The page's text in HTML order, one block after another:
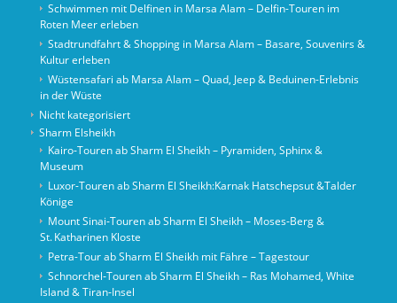
Schwimmen mit Delfinen in Marsa Alam – Delfin-Touren im
Roten Meer erleben
Stadtrundfahrt & Shopping in Marsa Alam – Basare, Souvenirs &
Kultur erleben
Wüstensafari ab Marsa Alam – Quad, Jeep & Beduinen-Erlebnis
in der Wüste
Nicht kategorisiert
Sharm Elsheikh
Kairo‑Touren ab Sharm El Sheikh – Pyramiden, Sphinx &
Museum
Luxor-Touren ab Sharm El Sheikh:Karnak Hatschepsut &Talder
Könige
Mount Sinai‑Touren ab Sharm El Sheikh – Moses‑Berg &
St. Katharinen Kloste
Petra-Tour ab Sharm El Sheikh mit Fähre – Tagestour
Schnorchel‑Touren ab Sharm El Sheikh – Ras Mohamed, White
Island & Tiran‑Insel